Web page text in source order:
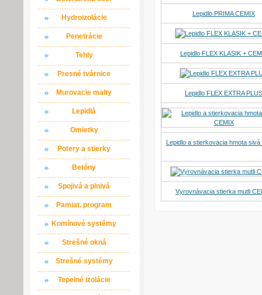
Hydroizolácie
Penetrácie
Tehly
Presné tvárnice
Murovacie malty
Lepidlá
Omietky
Potery a stierky
Betóny
Spojivá a plnivá
Pamiat. program
Komínové systémy
Strešné okná
Strešné systémy
Tepelné izolácie
Lepidlo PRIMA CEMIX
Lepidlo FLEX KLASIK +
Lepidlo FLEX EXTRA PLUS
Lepidlo a stierkovacia hmota sivá
Vyrovnávacia stierka mutli